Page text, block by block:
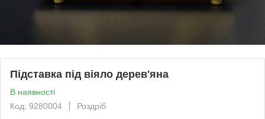
Підставка під віяло дерев'яна
В наявності
Код: 9280004
Роздріб